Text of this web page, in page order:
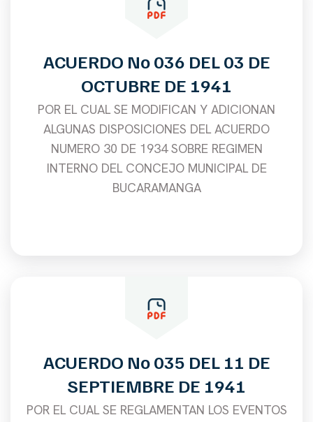
ACUERDO No 036 DEL 03 DE
OCTUBRE DE 1941
POR EL CUAL SE MODIFICAN Y ADICIONAN
ALGUNAS DISPOSICIONES DEL ACUERDO
NUMERO 30 DE 1934 SOBRE REGIMEN
INTERNO DEL CONCEJO MUNICIPAL DE
BUCARAMANGA
ACUERDO No 035 DEL 11 DE
SEPTIEMBRE DE 1941
POR EL CUAL SE REGLAMENTAN LOS EVENTOS